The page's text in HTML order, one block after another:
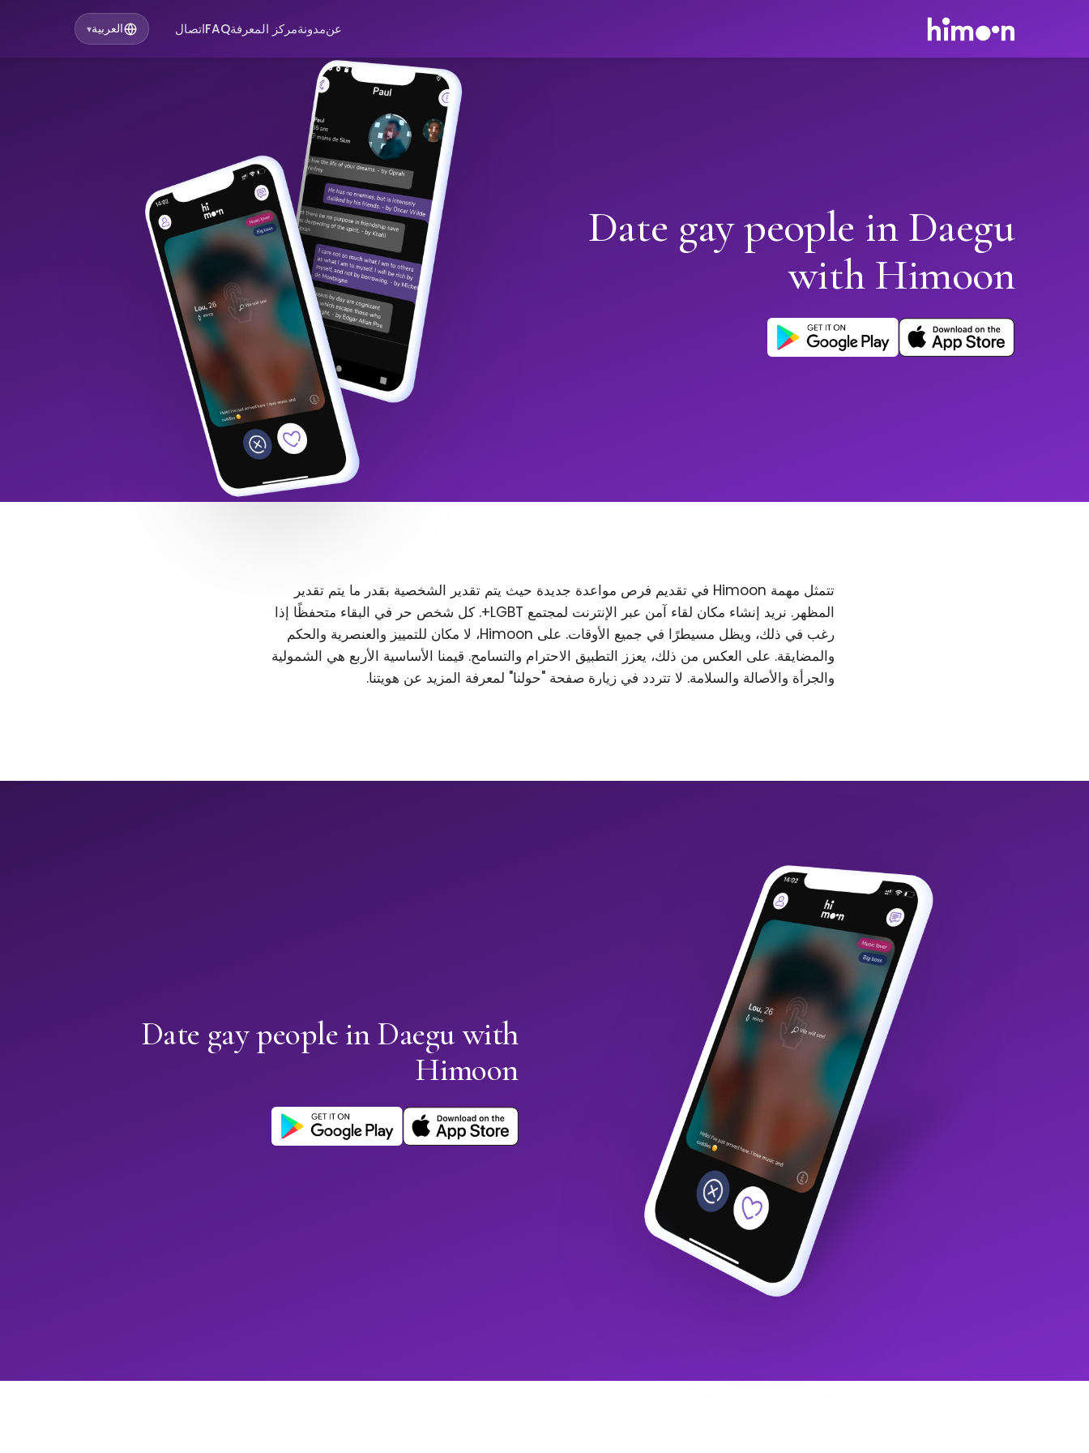
عنمدونةمركز المعرفةFAQاتصال العربية▾
Date gay people in Daegu
with Himoon
تتمثل مهمة Himoon في تقديم فرص مواعدة جديدة حيث يتم تقدير الشخصية بقدر ما يتم تقدير
المظهر. نريد إنشاء مكان لقاء آمن عبر الإنترنت لمجتمع LGBT+. كل شخص حر في البقاء متحفظًا إذا
رغب في ذلك، ويظل مسيطرًا في جميع الأوقات. على Himoon، لا مكان للتمييز والعنصرية والحكم
والمضايقة. على العكس من ذلك، يعزز التطبيق الاحترام والتسامح. قيمنا الأساسية الأربع هي الشمولية
والجرأة والأصالة والسلامة. لا تتردد في زيارة صفحة "حولنا" لمعرفة المزيد عن هويتنا.
Date gay people in Daegu with
Himoon